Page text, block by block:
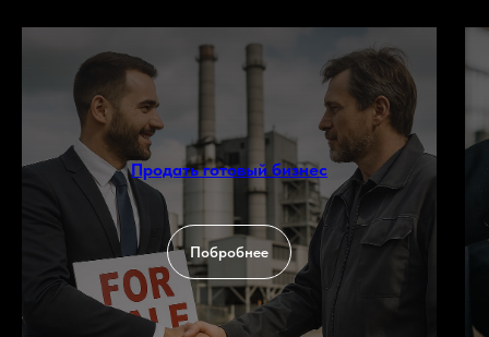
Продать готовый бизнес
Побробнее